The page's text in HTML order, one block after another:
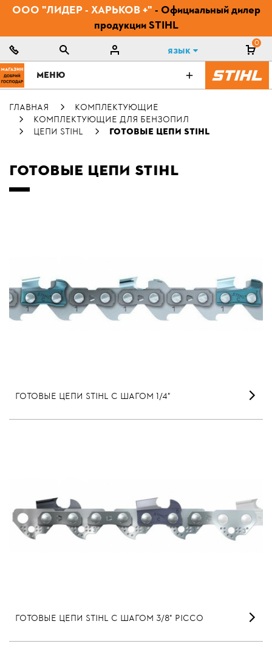
ООО "ЛИДЕР - ХАРЬКОВ +" - Официальный дилер
продукции STIHL
Язык
0
МЕНЮ
ГЛАВНАЯ
КОМПЛЕКТУЮЩИЕ
КОМПЛЕКТУЮЩИЕ ДЛЯ БЕНЗОПИЛ
ЦЕПИ STIHL
ГОТОВЫЕ ЦЕПИ STIHL
ГОТОВЫЕ ЦЕПИ STIHL
ГОТОВЫЕ ЦЕПИ STIHL С ШАГОМ 1/4"
ГОТОВЫЕ ЦЕПИ STIHL С ШАГОМ 3/8" PICCO